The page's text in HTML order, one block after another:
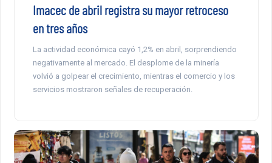
Imacec de abril registra su mayor retroceso
en tres años
La actividad económica cayó 1,2% en abril, sorprendiendo
negativamente al mercado. El desplome de la minería
volvió a golpear el crecimiento, mientras el comercio y los
servicios mostraron señales de recuperación.